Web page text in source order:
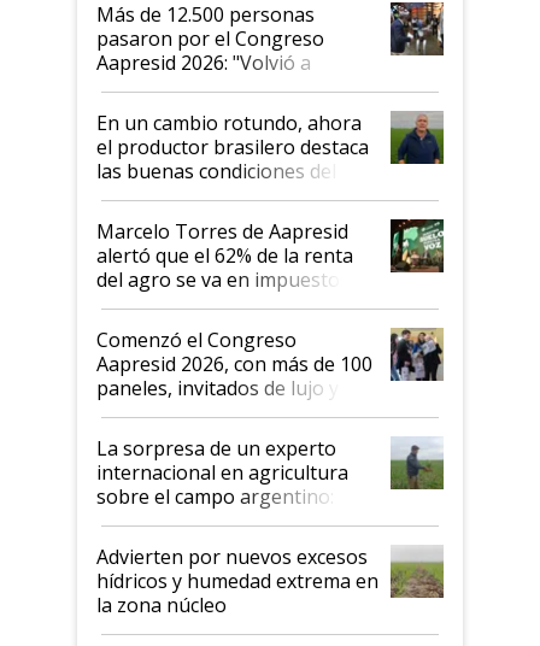
Más de 12.500 personas
pasaron por el Congreso
Aapresid 2026: "Volvió a
demostrar que hablar del
suelo es hablar de todo el
sistema productivo"
En un cambio rotundo, ahora
el productor brasilero destaca
las buenas condiciones del
agro argentino para invertir:
"Los veo más motivados"
Marcelo Torres de Aapresid
alertó que el 62% de la renta
del agro se va en impuestos:
"No es bueno que en
Argentina se sigan discutiendo
las mismas cosas de hace 50
años"
Comenzó el Congreso
Aapresid 2026, con más de 100
paneles, invitados de lujo y
todas las tendencias
La sorpresa de un experto
internacional en agricultura
sobre el campo argentino:
"Estoy muy impresionado"
Advierten por nuevos excesos
hídricos y humedad extrema en
la zona núcleo